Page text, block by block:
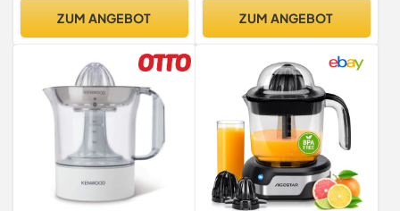
ZUM ANGEBOT
Spülmaschinengeeignet
ZUM ANGEBOT